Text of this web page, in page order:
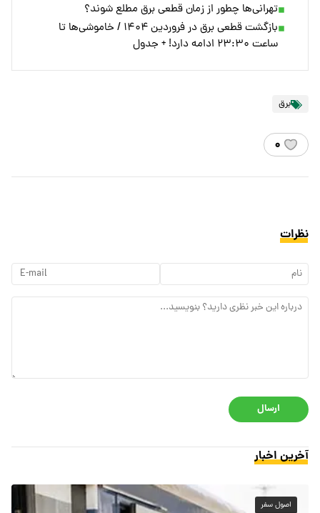
تهرانی‌ها چطور از زمان قطعی برق مطلع شوند؟
بازگشت قطعی برق در فروردین ۱۴۰۴ / خاموشی‌ها تا
ساعت ۲۳:۳۰ ادامه دارد! + جدول
برق
۰
نظرات
ارسال
آخرین اخبار
اصول سفر